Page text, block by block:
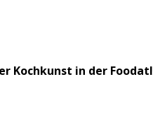
Kochkunst in der